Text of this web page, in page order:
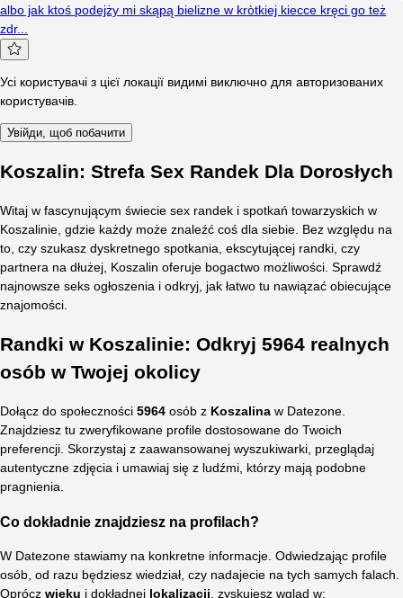
albo jak ktoś podejży mi skąpą bielizne w kròtkiej kiecce kręci go też
zdr...
Усі користувачі з цієї локації видимі виключно для авторизованих
користувачів.
Увійди, щоб побачити
Koszalin: Strefa Sex Randek Dla Dorosłych
Witaj w fascynującym świecie sex randek i spotkań towarzyskich w
Koszalinie, gdzie każdy może znaleźć coś dla siebie. Bez względu na
to, czy szukasz dyskretnego spotkania, ekscytującej randki, czy
partnera na dłużej, Koszalin oferuje bogactwo możliwości. Sprawdź
najnowsze seks ogłoszenia i odkryj, jak łatwo tu nawiązać obiecujące
znajomości.
Randki w Koszalinie: Odkryj 5964 realnych
osób w Twojej okolicy
Dołącz do społeczności 5964 osób z Koszalina w Datezone.
Znajdziesz tu zweryfikowane profile dostosowane do Twoich
preferencji. Skorzystaj z zaawansowanej wyszukiwarki, przeglądaj
autentyczne zdjęcia i umawiaj się z ludźmi, którzy mają podobne
pragnienia.
Co dokładnie znajdziesz na profilach?
W Datezone stawiamy na konkretne informacje. Odwiedzając profile
osób, od razu będziesz wiedział, czy nadajecie na tych samych falach.
Oprócz wieku i dokładnej lokalizacji, zyskujesz wgląd w: